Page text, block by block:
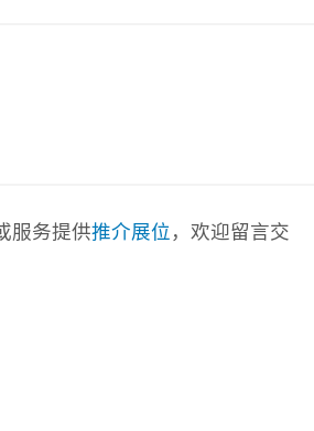
服务提供推介展位 ，欢迎留言交